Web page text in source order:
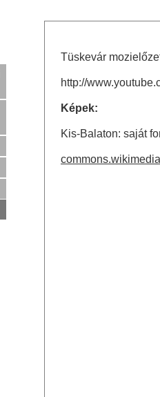
Tüskevár
http://
Képek:
Kis-Balaton: saját